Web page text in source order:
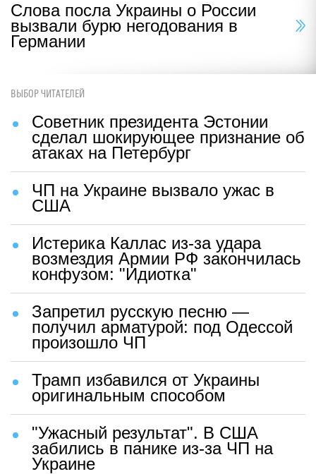
Слова посла Украины о России
вызвали бурю негодования в
Германии
ВЫБОР ЧИТАТЕЛЕЙ
Советник президента Эстонии
сделал шокирующее признание об
атаках на Петербург
ЧП на Украине вызвало ужас в
США
Истерика Каллас из-за удара
возмездия Армии РФ закончилась
конфузом: "Идиотка"
Запретил русскую песню —
получил арматурой: под Одессой
произошло ЧП
Трамп избавился от Украины
оригинальным способом
"Ужасный результат". В США
забились в панике из-за ЧП на
Украине